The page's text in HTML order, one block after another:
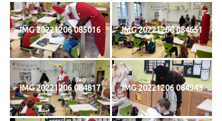
IMG 20221206 085016 IMG 20221206 084651
IMG 20221206 084817 IMG 20221206 084943